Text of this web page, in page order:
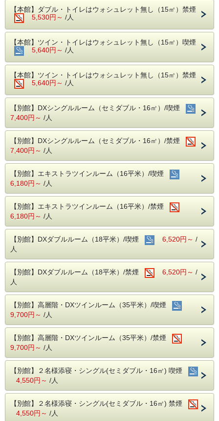
考欄に『○○部屋希望』とご記入ください。
チェックインより前に空室が出れば移動いたします。
・禁煙部屋をご希望の方で喫煙部屋を予約された場合、事前
（受付は当日お昼１２時迄にご予約された分。タバコ臭が全
て取れる訳ではないことをご了承下さい。）
【２泊以上されるお客様へ】
全泊分のご予約を一度にお取り出来なかった場合は、備考欄
に「〇日も別で予約済」とご入力ください。同じお部屋をご
す）
【自社サイト限定！チェックアウト１２：００まで無料】
は、事前にご連絡を頂きますようお願いいたします。（場合
によっては承ることが出来ないこともございます。）
○和食処「きくすい」全席掘りごたつ式
営業時間：昼・11:30～15:00（ラストオーダー14:00）
夜・17:00～21:00（ラストオーダー20:00）
定休日：水曜日、12月31日
☆宿泊者特典：ご夕食が10％割引！（一部メニューを除
○カトルセゾン
・朝食 6:30～9:30、ラストオーダー9:00
内容：バイキング形式（マスク、ビニール手袋等の用意あ
料金：￥1，100（税込）
【本館】ダブル・トイレはウォシュレット無し（15㎡）禁煙
5,530円～ /人
【本館】ツイン・トイレはウォシュレット無し（15㎡）喫煙
5,640円～ /人
【本館】ツイン・トイレはウォシュレット無し（15㎡）禁煙
5,640円～ /人
【別館】DXシングルルーム（セミダブル・16㎡）/喫煙
7,400円～ /人
【別館】DXシングルルーム（セミダブル・16㎡）/禁煙
7,400円～ /人
【別館】エキストラツインルーム（16平米）/喫煙
6,180円～ /人
【別館】エキストラツインルーム（16平米）/禁煙
6,180円～ /人
【別館】DXダブルルーム（18平米）/喫煙 6,520円～ /
人
【別館】DXダブルルーム（18平米）/禁煙 6,520円～ /
人
【別館】高層階・DXツインルーム（35平米）/喫煙
9,700円～ /人
【別館】高層階・DXツインルーム（35平米）/禁煙
9,700円～ /人
【別館】２名様添寝・シングル(セミダブル・16㎡) 喫煙
4,550円～ /人
【別館】２名様添寝・シングル(セミダブル・16㎡) 禁煙
4,550円～ /人